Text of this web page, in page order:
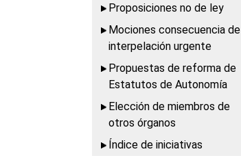
Proposiciones no de ley
Mociones consecuencia de
interpelación urgente
Propuestas de reforma de
Estatutos de Autonomía
Elección de miembros de
otros órganos
Índice de iniciativas